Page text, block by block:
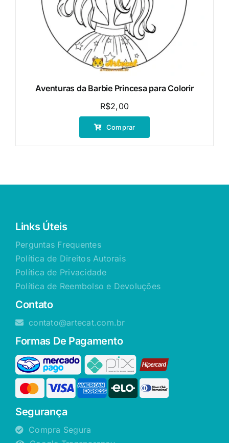
Aventuras da Barbie Princesa para Colorir
R$2,00
Comprar
Links Úteis
Perguntas Frequentes
Política de Direitos Autorais
Política de Privacidade
Política de Reembolso e Devoluções
Contato
contato@artecat.com.br
Formas De Pagamento
Segurança
Compra Segura